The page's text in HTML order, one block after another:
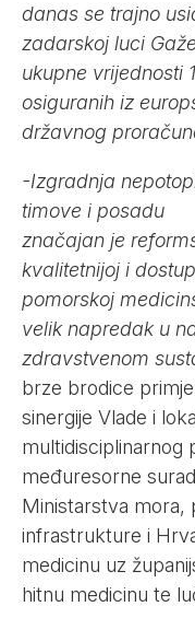
danas se trajno
zadarskoj luci
ukupne vrijednosti
osiguranih iz
državnog
-Izgradnja
timove i posadu
značajan je
kvalitetnijoj i
pomorskoj
velik napredak u
zdravstvenom
brze brodice
sinergije Vlade i
multidisciplinarnog
međuresorne
Ministarstva mora,
infrastrukture i
medicinu uz
hitnu medicinu te